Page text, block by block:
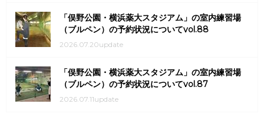
「俣野公園・横浜薬大スタジアム」の室内練習場
（ブルペン）の予約状況についてvol.88
2026.07.20update
「俣野公園・横浜薬大スタジアム」の室内練習場
（ブルペン）の予約状況についてvol.87
2026.07.11update